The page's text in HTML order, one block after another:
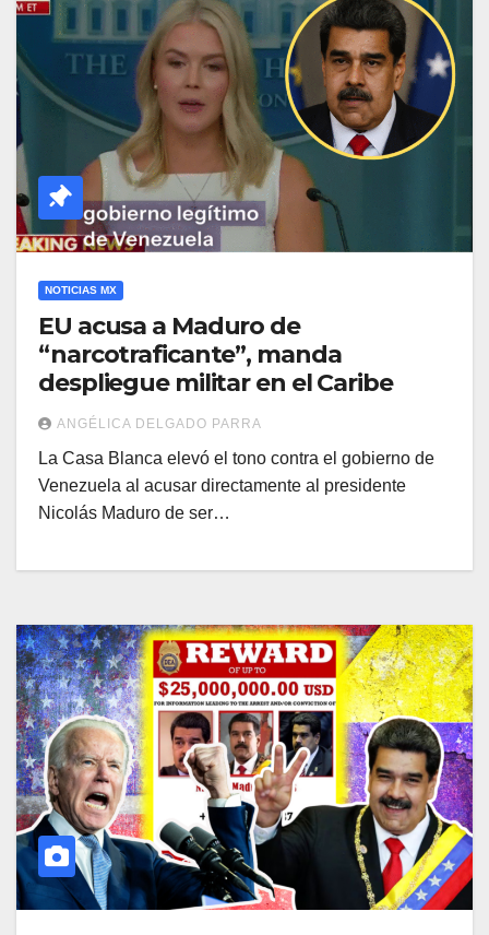
NOTICIAS MX
EU acusa a Maduro de
“narcotraficante”, manda
despliegue militar en el Caribe
ANGÉLICA DELGADO PARRA
La Casa Blanca elevó el tono contra el gobierno de
Venezuela al acusar directamente al presidente
Nicolás Maduro de ser…